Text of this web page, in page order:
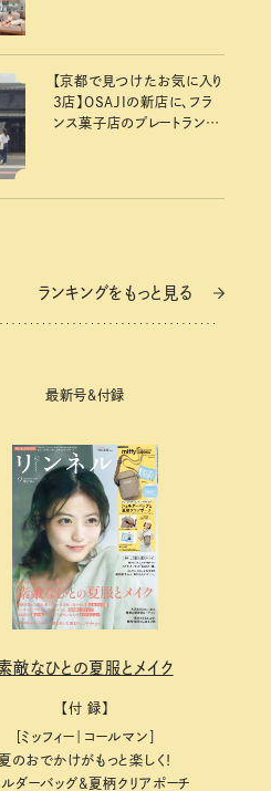
【京都で見つけたお気に入り
3店】OSAJIの新店に、フラ
ンス菓子店のプレートラン
ランキングをもっと見る
最新号＆付録
敵なひとの夏服とメイク
【付 録】
［ミッフィー｜コールマン］
夏のおでかけがもっと楽しく！
ルダーバッグ&夏柄クリアポーチ